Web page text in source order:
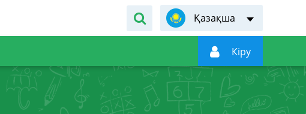
Қазақша
 Кiру